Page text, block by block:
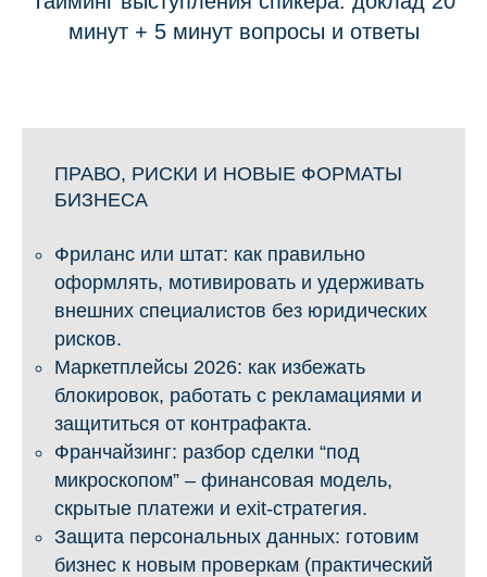
минут + 5 минут вопросы и ответы
ПРАВО, РИСКИ И НОВЫЕ ФОРМАТЫ
БИЗНЕСА
Фриланс или штат: как правильно
оформлять, мотивировать и удерживать
внешних специалистов без юридических
рисков.
Маркетплейсы 2026: как избежать
блокировок, работать с рекламациями и
защититься от контрафакта.
Франчайзинг: разбор сделки “под
микроскопом” – финансовая модель,
скрытые платежи и exit-стратегия.
Защита персональных данных: готовим
бизнес к новым проверкам (практический